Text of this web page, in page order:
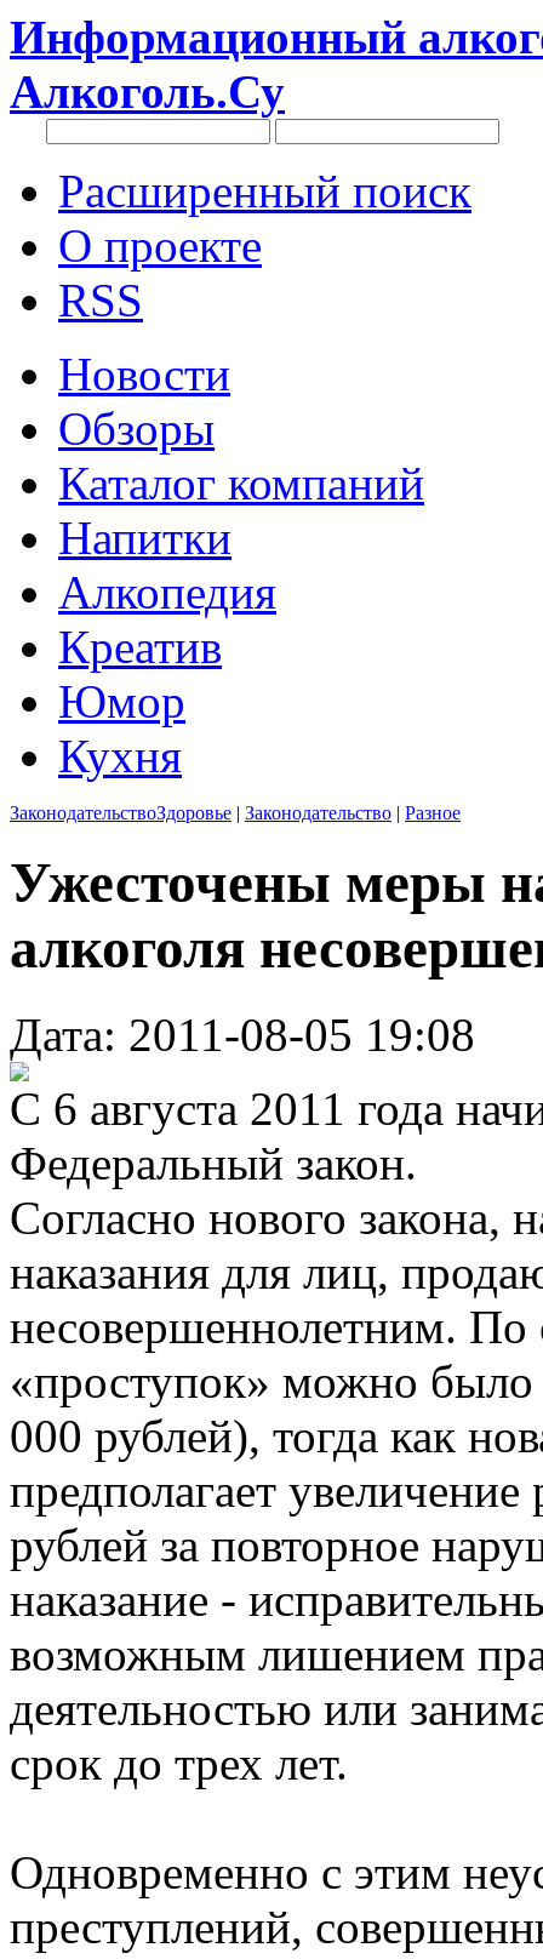
Информационный
Алкоголь.Су
Расширенный поиск
О проекте
RSS
Новости
Обзоры
Каталог компаний
Напитки
Алкопедия
Креатив
Юмор
Кухня
ЗаконодательствоЗдоровье | Законодательство | Разное
Ужесточены меры
алкоголя
Дата: 2011-08-05 19:08
С 6 августа 2011 года
Федеральный закон.
Согласно нового закона,
наказания для лиц,
несовершеннолетним. По
«проступок» можно было
000 рублей), тогда как
предполагает
рублей за повторное
наказание -
возможным лишением
деятельностью или
срок до трех лет.
Одновременно с этим
преступлений,